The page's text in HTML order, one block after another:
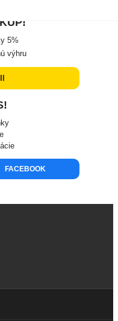
5%
výhru
FACEBOOK